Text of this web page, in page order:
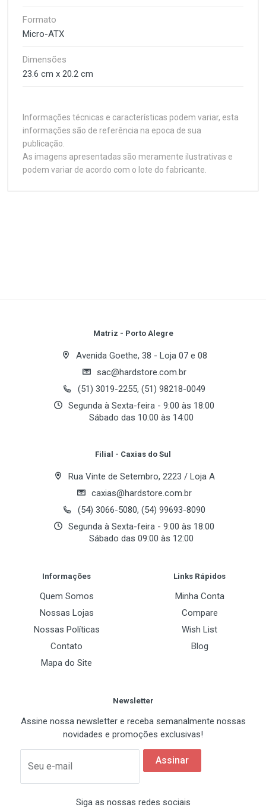
Formato
Micro-ATX
Dimensões
23.6 cm x 20.2 cm
Informações técnicas e características podem variar, esta
informações são de referência na epoca de sua
publicação.
As imagens apresentadas são meramente ilustrativas e
podem variar de acordo com o lote do fabricante.
Bancos de Memoria
Frequencia de Memoria
DDR4 2666 MHz
DDR3 2400 MHz
DDR4 2933 MHz
Canal Suportado
Dual Channel
Slots de Expansão
PCI Express x1
1 x PCI Express 3.0 x1
Your Name
Email Address
Matriz - Porto Alegre
Avenida Goethe, 38 - Loja 07 e 08
sac@hardstore.com.br
(51) 3019-2255, (51) 98218-0049
Segunda à Sexta-feira - 9:00 às 18:00
Sábado das 10:00 às 14:00
Filial - Caxias do Sul
Rua Vinte de Setembro, 2223 / Loja A
caxias@hardstore.com.br
(54) 3066-5080, (54) 99693-8090
Segunda à Sexta-feira - 9:00 às 18:00
Sábado das 09:00 às 12:00
Informações
Quem Somos
Nossas Lojas
Nossas Políticas
Contato
Mapa do Site
Links Rápidos
Minha Conta
Compare
Wish List
Blog
Newsletter
Assine nossa newsletter e receba semanalmente nossas
novidades e promoções exclusivas!
Seu e-mail
Assinar
Siga as nossas redes sociais